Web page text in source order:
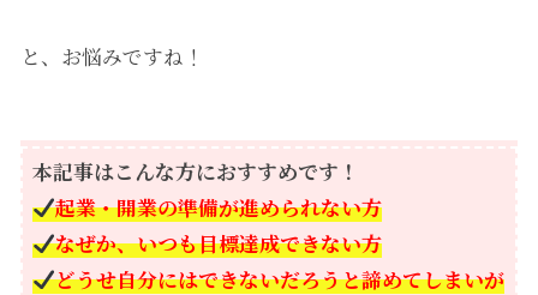
と、お悩みですね！
本記事はこんな方におすすめです！
起業・開業の準備が進められない方
なぜか、いつも目標達成できない方
どうせ自分にはできないだろうと諦めてしまいが